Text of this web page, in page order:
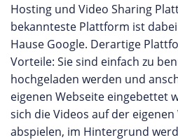
Hosting und Video Sharing
bekannteste Plattform ist
Hause Google. Derartige
Vorteile: Sie sind einfach zu
hochgeladen werden und
eigenen Webseite eingebettet
sich die Videos auf der
abspielen, im Hintergrund